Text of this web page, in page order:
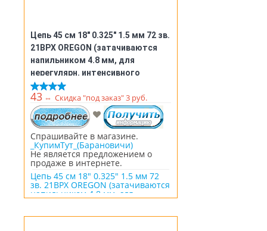
Цепь 45 см 18" 0.325" 1.5 мм 72 зв.
21BPX OREGON (затачиваются
напильником 4.8 мм, для
нерегулярн. интенсивного
использования)
43 ⇔ Скидка "под заказ" 3 руб.
Спрашивайте в магазине.
_КупимТут_(Барановичи)
Не является предложением о
продаже в интернете.
Цепь 45 см 18" 0.325" 1.5 мм 72
зв. 21BPX OREGON (затачиваются
напильником 4.8 мм, для